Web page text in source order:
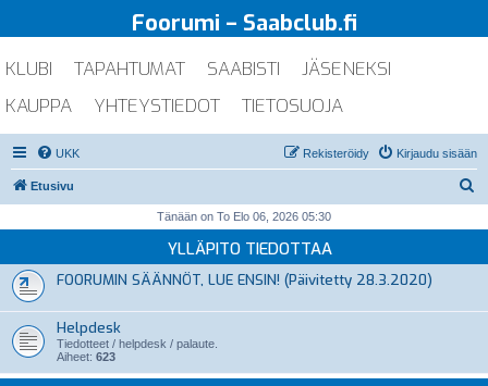
Foorumi – Saabclub.fi
KLUBI TAPAHTUMAT SAABISTI
JÄSENEKSI
KAUPPA
YHTEYSTIEDOT TIETOSUOJA
UKK Kirjaudu sisään
Rekisteröidy
Etusivu
i
Tänään on To Elo 06, 2026 05:30
YLLÄPITO TIEDOTTAA
FOORUMIN SÄÄNNÖT, LUE ENSIN! (Päivitetty 28.3.2020)
Helpdesk
Tiedotteet / helpdesk / palaute.
Aiheet: 623